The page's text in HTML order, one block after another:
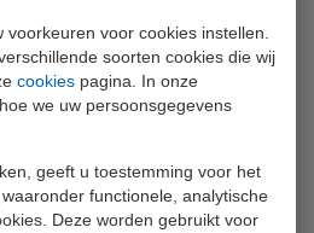
voor cookies instellen.
soorten cookies die wij
cookies pagina. In onze
we uw persoonsgegevens
geeft u toestemming voor het
functionele, analytische
Deze worden gebruikt voor
€ 215,- excl. btw
Voeg toe
Amsterdam